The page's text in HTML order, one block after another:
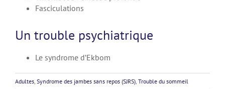
Fasciculations
Un trouble psychiatrique
Le syndrome d’Ekbom
Adultes Syndrome des jambes sans repos (SJRS) Trouble du sommeil